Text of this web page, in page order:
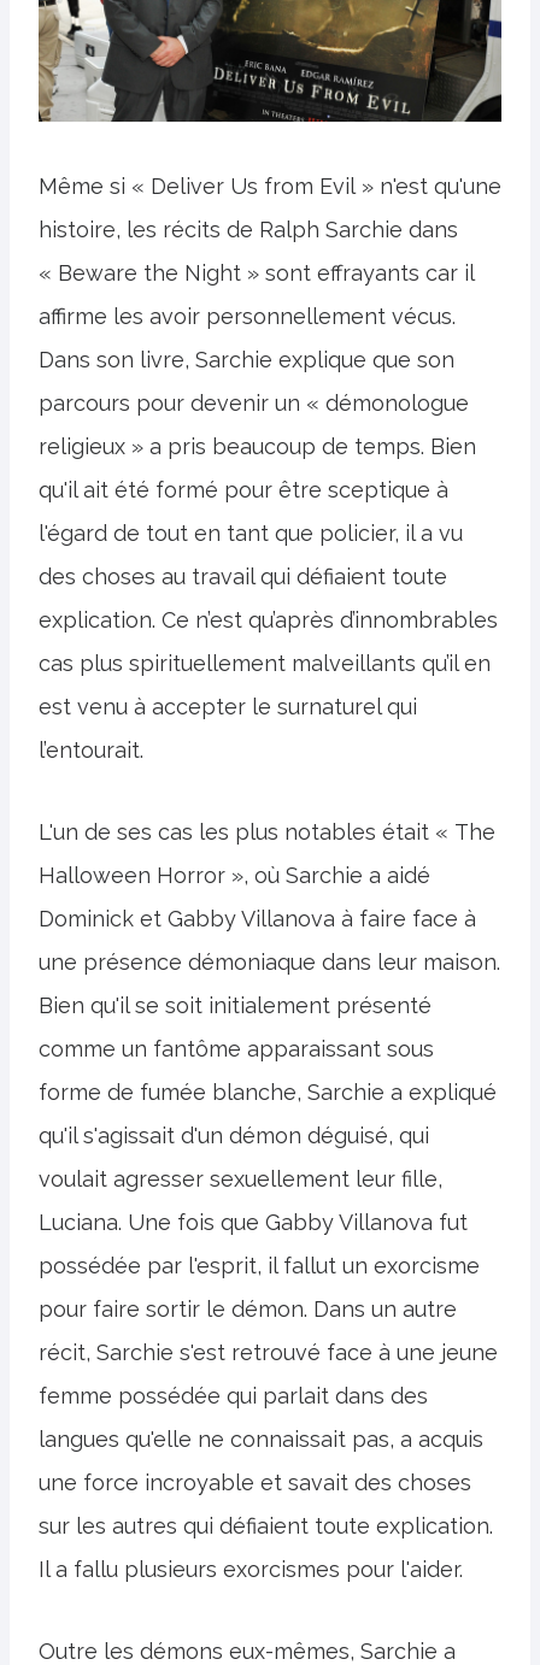
Même si « Deliver Us from Evil » n'est qu'une
histoire, les récits de Ralph Sarchie dans
« Beware the Night » sont effrayants car il
affirme les avoir personnellement vécus.
Dans son livre, Sarchie explique que son
parcours pour devenir un « démonologue
religieux » a pris beaucoup de temps. Bien
qu'il ait été formé pour être sceptique à
l'égard de tout en tant que policier, il a vu
des choses au travail qui défiaient toute
explication. Ce n’est qu’après d’innombrables
cas plus spirituellement malveillants qu’il en
est venu à accepter le surnaturel qui
l’entourait.
L'un de ses cas les plus notables était « The
Halloween Horror », où Sarchie a aidé
Dominick et Gabby Villanova à faire face à
une présence démoniaque dans leur maison.
Bien qu'il se soit initialement présenté
comme un fantôme apparaissant sous
forme de fumée blanche, Sarchie a expliqué
qu'il s'agissait d'un démon déguisé, qui
voulait agresser sexuellement leur fille,
Luciana. Une fois que Gabby Villanova fut
possédée par l'esprit, il fallut un exorcisme
pour faire sortir le démon. Dans un autre
récit, Sarchie s'est retrouvé face à une jeune
femme possédée qui parlait dans des
langues qu'elle ne connaissait pas, a acquis
une force incroyable et savait des choses
sur les autres qui défiaient toute explication.
Il a fallu plusieurs exorcismes pour l'aider.
Outre les démons eux-mêmes, Sarchie a